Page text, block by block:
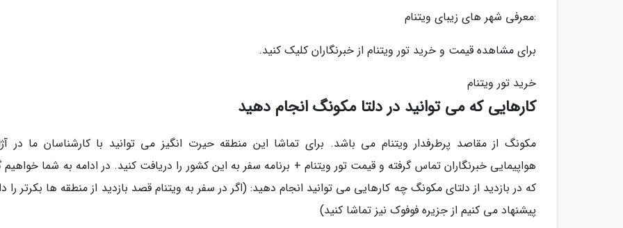
:معرفی شهر های زیبای ویتنام
برای مشاهده قیمت و خرید تور ویتنام از خبرنگاران کلیک کنید.
خرید تور ویتنام
کارهایی که می توانید در دلتا مکونگ انجام دهید
مکونگ از مقاصد پرطرفدار ویتنام می باشد. برای تماشا این منطقه حیرت انگیز می توانید با کارشناسان ما در
هواپیمایی خبرنگاران تماس گرفته و قیمت تور ویتنام + برنامه سفر به این کشور را دریافت کنید. در ادامه به شما
که در بازدید از دلتای مکونگ چه کارهایی می توانید انجام دهید: (اگر در سفر به ویتنام قصد بازدید از منطقه ها بکرتر را
پیشنهاد می کنیم از جزیره فوفوک نیز تماشا کنید)